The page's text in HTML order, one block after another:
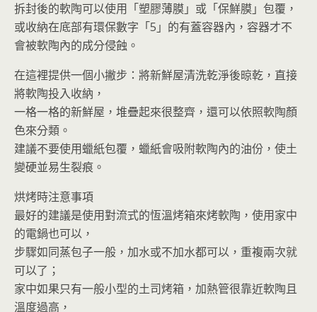
拆封後的軟陶可以使用「塑膠薄膜」或「保鮮膜」包覆，
或收納在底部有環保數字「5」的有蓋容器內，容器才不
會被軟陶內的成分侵蝕。
在這裡提供一個小撇步：將新鮮屋清洗乾淨後晾乾，直接
將軟陶投入收納，
一格一格的新鮮屋，堆疊起來很整齊，還可以依照軟陶顏
色來分類。
建議不要使用蠟紙包覆，蠟紙會吸附軟陶內的油份，使土
變硬並易生裂痕。
烘烤時注意事項
最好的建議是使用對流式的恆溫烤箱來烤軟陶，使用家中
的電鍋也可以，
步驟如同蒸包子一般，加水或不加水都可以，重複兩次就
可以了；
家中如果只有一般小型的土司烤箱，加熱管很靠近軟陶且
溫度過高，